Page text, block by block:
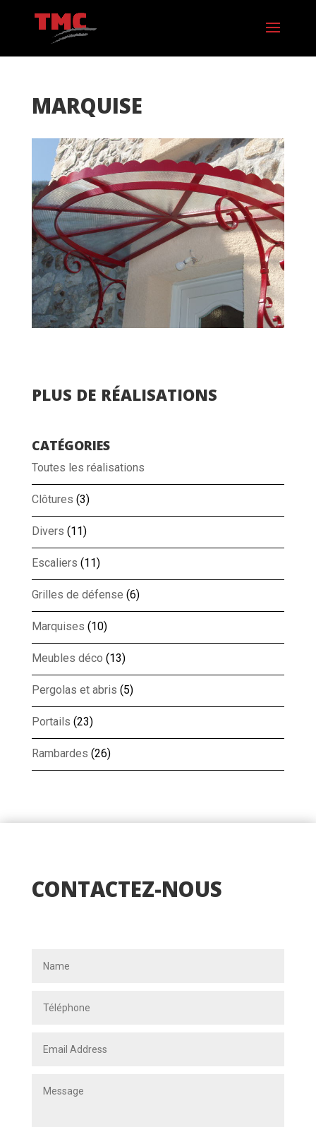
MARQUISE
PLUS DE RÉALISATIONS
CATÉGORIES
Toutes les réalisations
Clôtures (3)
Divers (11)
Escaliers (11)
Grilles de défense (6)
Marquises (10)
Meubles déco (13)
Pergolas et abris (5)
Portails (23)
Rambardes (26)
CONTACTEZ-NOUS